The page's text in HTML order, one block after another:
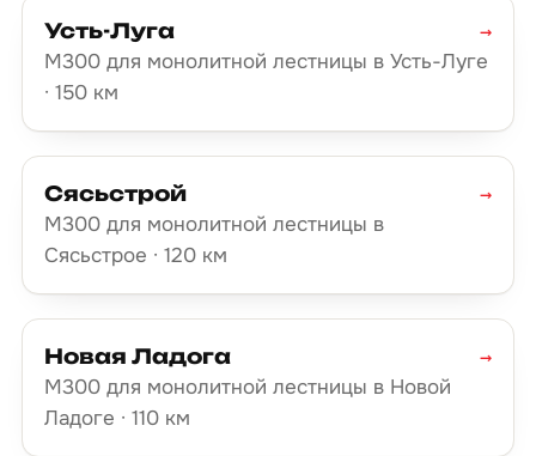
Усть-Луга
М300 для монолитной лестницы в Усть-Луге
· 150 км
→
Сясьстрой
М300 для монолитной лестницы в
Сясьстрое · 120 км
→
Новая Ладога
М300 для монолитной лестницы в Новой
Ладоге · 110 км
→